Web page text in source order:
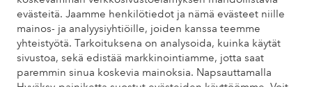
evästeitä. Jaamme henkilötiedot ja nämä evästeet niille
mainos- ja analyysiyhtiöille, joiden kanssa teemme
yhteistyötä. Tarkoituksena on analysoida, kuinka käytät
sivustoa, sekä edistää markkinointiamme, jotta saat
paremmin sinua koskevia mainoksia. Napsauttamalla
kysytyistä kysymyksistä. Löydät myös tietoa siitä, miten voit ottaa
meihin yhteyttä.
Asiakaspalvelu Tilaukset Maksutavat